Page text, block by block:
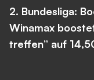
2. Bundesliga:
Winamax
treffen” auf